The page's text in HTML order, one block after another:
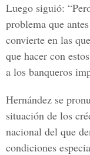
Luego siguió:
problema que
convierte en las
que hacer con
a los banqueros
Hernández se
situación de los
nacional del que
condiciones